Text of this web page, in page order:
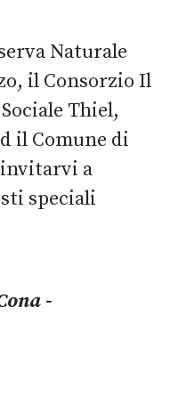
Naturale
il Consorzio Il
Thiel,
il Comune di
a
speciali
-